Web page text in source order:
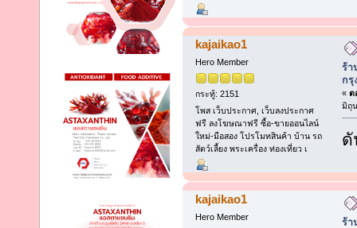
kajaikao1
Hero Member
กระทู้: 2151
โพส เว็บประกาศ, เว็บลงประกาศ
ฟรี ลงโฆษณาฟรี ซื้อ-ขายออนไลน์
ใหม่-มือสอง โปรโมทสินค้า บ้าน รถ
สัตว์เลี้ยง พระเครื่อง ท่องเที่ยว เ
ร้า
กรุ
« ต
มิถุ
ดั
kajaikao1
Hero Member
ร้า